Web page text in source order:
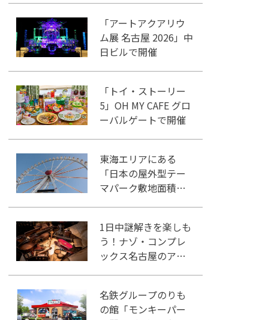
「アートアクアリウ
ム展 名古屋 2026」中
日ビルで開催
「トイ・ストーリー
5」OH MY CAFE グロ
ーバルゲートで開催
東海エリアにある
「日本の屋外型テー
マパーク敷地面積ラ
1日中謎解きを楽しも
う！ナゾ・コンプレ
ックス名古屋のアク
名鉄グループのりも
の館「モンキーパー